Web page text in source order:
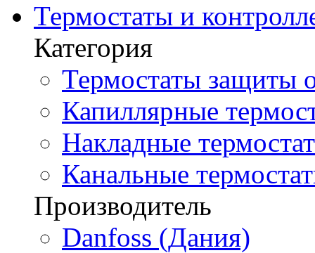
Термостаты и
Категория
Термостаты защиты
Капиллярные
Накладные
Канальные
Производитель
Danfoss (Дания)